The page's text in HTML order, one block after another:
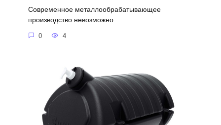
Современное металлообрабатывающее
производство невозможно
0 4